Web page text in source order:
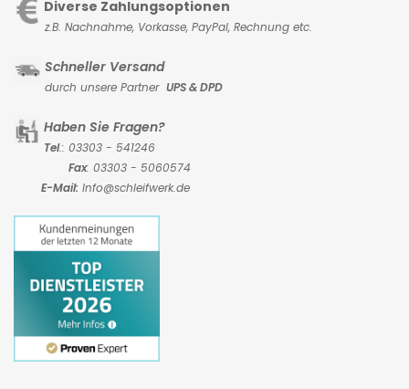
Diverse Zahlungsoptionen
z.B. Nachnahme, Vorkasse, PayPal, Rechnung etc.
Schneller Versand
durch unsere Partner UPS & DPD
Haben Sie Fragen?
Tel.: 03303 - 541246
Fax: 03303 - 5060574
E-Mail: Info@schleifwerk.de